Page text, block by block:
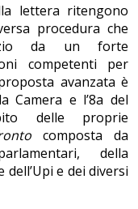
lettera ritengono
procedura che
da un forte
competenti per
avanzata è
Camera e l’8a del
delle proprie
composta da
della
dell’Upi e dei diversi